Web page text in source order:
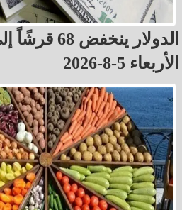
الأربعاء 5-8-2026